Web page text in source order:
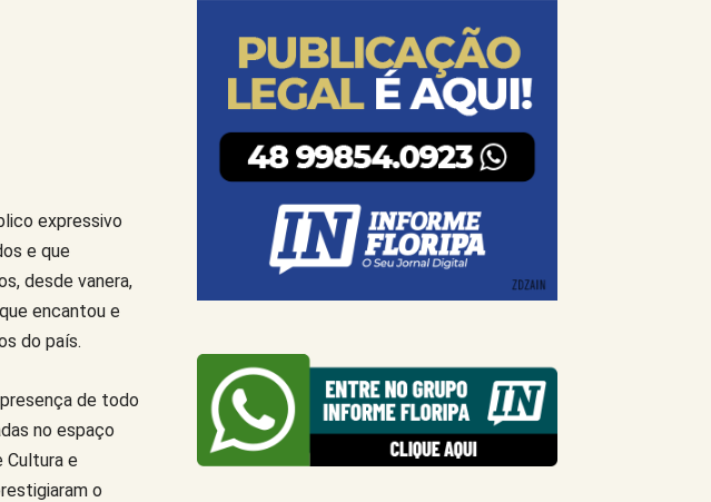
expressivo
e que
desde vanera,
encantou e
do país.
de todo
no espaço
Cultura e
o